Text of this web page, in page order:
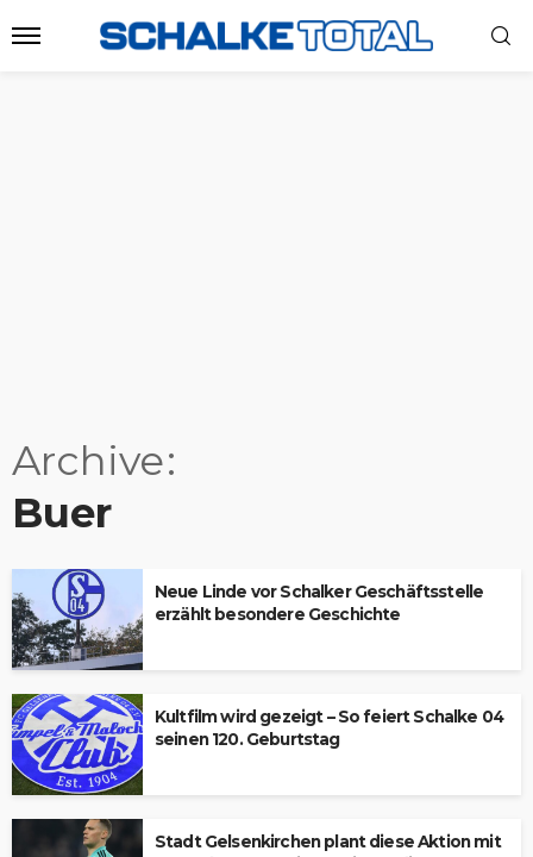
Archive
Buer
Neue Linde vor Schalker Geschäftsstelle
erzählt besondere Geschichte
Kultfilm wird gezeigt – So feiert Schalke 04
seinen 120. Geburtstag
Stadt Gelsenkirchen plant diese Aktion mit